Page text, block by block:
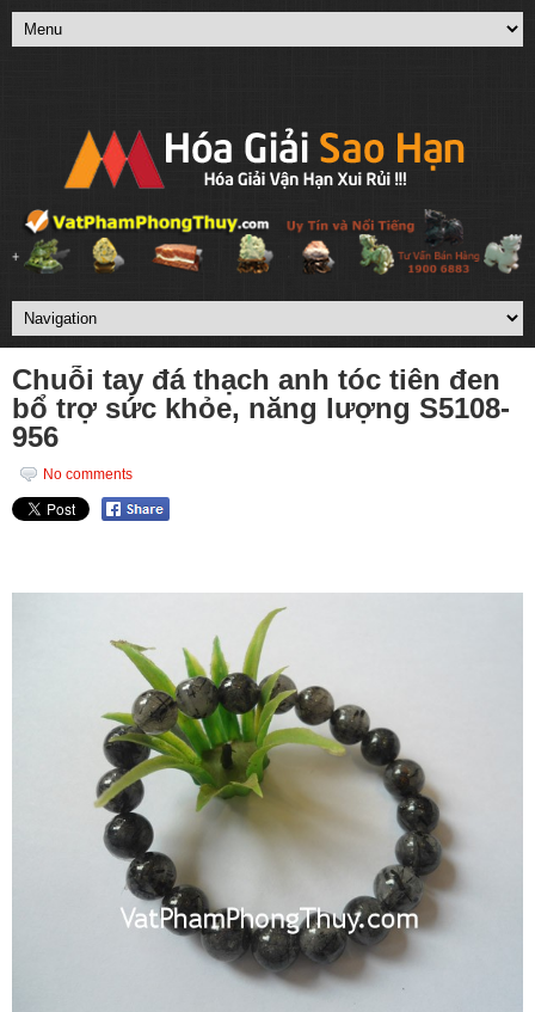
Chuỗi tay đá thạch anh tóc tiên đen
bổ trợ sức khỏe, năng lượng S5108-
956
No comments